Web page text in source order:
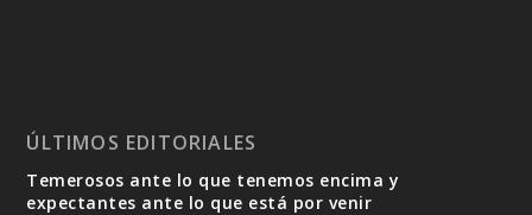
ÚLTIMOS EDITORIALES
Temerosos ante lo que tenemos encima y
expectantes ante lo que está por venir